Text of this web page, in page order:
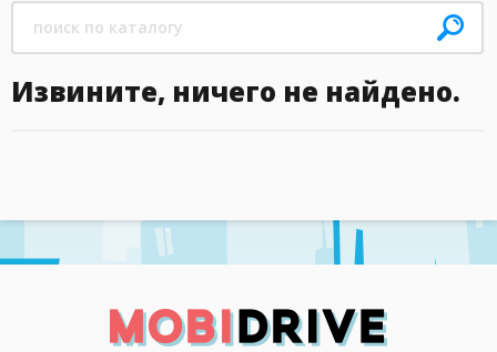
Извините, ничего не найдено.